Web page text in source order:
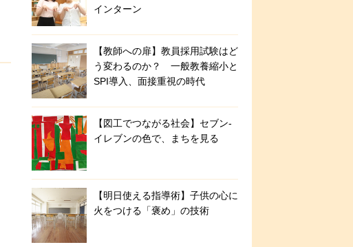
インターン
【教師への扉】教員採用試験はど
う変わるのか？ 一般教養縮小と
SPI導入、面接重視の時代
【図工でつながる社会】セブン‐
イレブンの色で、まちを見る
【明日使える指導術】子供の心に
火をつける「褒め」の技術